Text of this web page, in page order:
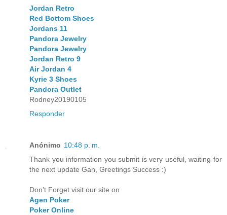
Jordan Retro
Red Bottom Shoes
Jordans 11
Pandora Jewelry
Pandora Jewelry
Jordan Retro 9
Air Jordan 4
Kyrie 3 Shoes
Pandora Outlet
Rodney20190105
Responder
Anónimo 10:48 p. m.
Thank you information you submit is very useful, waiting for
the next update Gan, Greetings Success :)
Don’t Forget visit our site on
Agen Poker
Poker Online